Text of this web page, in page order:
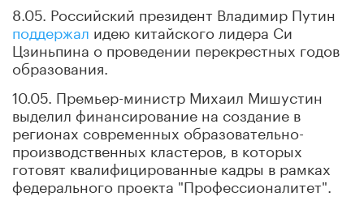
8.05. Российский президент Владимир Путин
поддержал идею китайского лидера Си
Цзиньпина о проведении перекрестных годов
образования.
10.05. Премьер-министр Михаил Мишустин
выделил финансирование на создание в
регионах современных образовательно-
производственных кластеров, в которых
готовят квалифицированные кадры в рамках
федерального проекта "Профессионалитет".